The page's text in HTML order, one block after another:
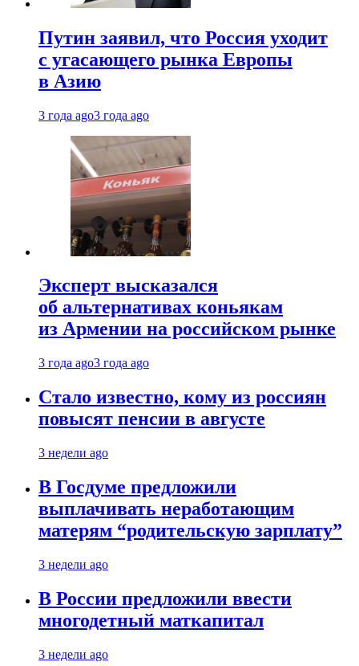
Путин заявил, что Россия уходит
с угасающего рынка Европы
в Азию
3 года ago3 года ago
Эксперт высказался
об альтернативах коньякам
из Армении на российском рынке
3 года ago3 года ago
Стало известно, кому из россиян
повысят пенсии в августе
3 недели ago
В Госдуме предложили
выплачивать неработающим
матерям “родительскую зарплату”
3 недели ago
В России предложили ввести
многодетный маткапитал
3 недели ago